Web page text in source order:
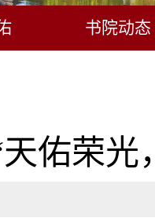
书院动态
天佑荣光